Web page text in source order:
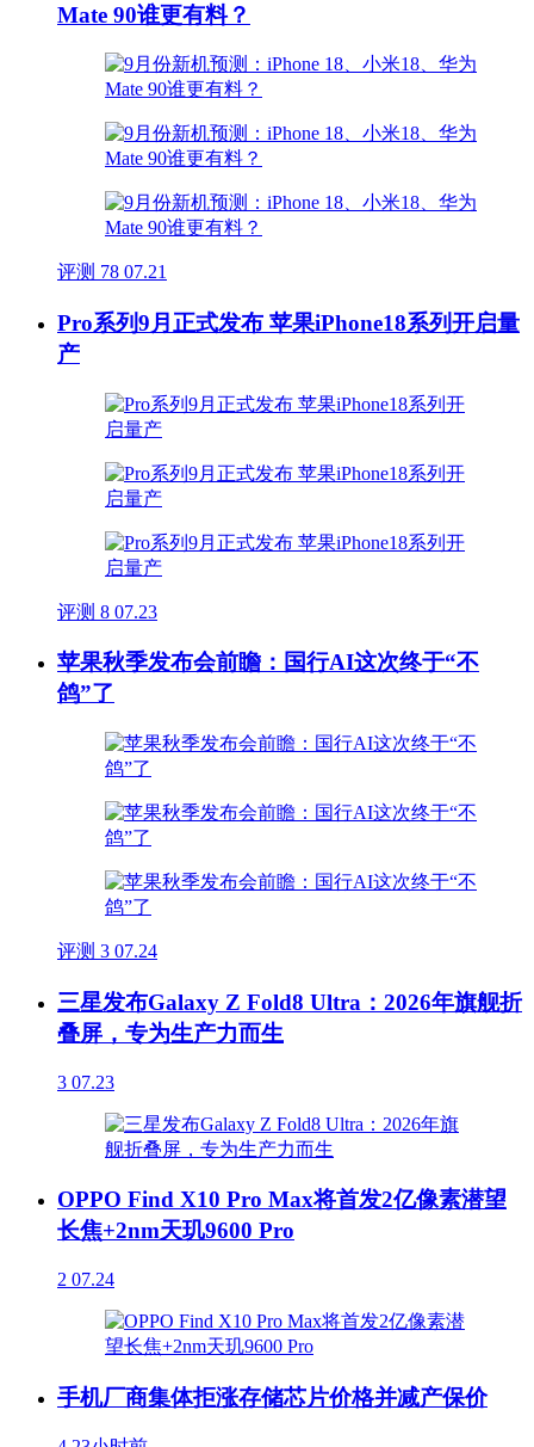
Mate 90谁更有料？
评测 78 07.21
Pro系列9月正式发布 苹果iPhone18系列开启量
产
评测 8 07.23
苹果秋季发布会前瞻：国行AI这次终于“不
鸽”了
评测 3 07.24
三星发布Galaxy Z Fold8 Ultra：2026年旗舰折
叠屏，专为生产力而生
3 07.23
OPPO Find X10 Pro Max将首发2亿像素潜望
长焦+2nm天玑9600 Pro
2 07.24
手机厂商集体拒涨存储芯片价格并减产保价